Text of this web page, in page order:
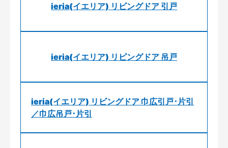
ieria(イエリア) リビングドア 引戸
ieria(イエリア) リビングドア 吊戸
ieria(イエリア) リビングドア 巾広引戸･片引
／巾広吊戸･片引